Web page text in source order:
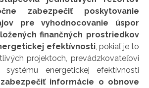
zabezpečiť poskytovanie
pre vyhodnocovanie úspor
finančných prostriedkov
efektívnosti, pokiaľ je to
projektoch, prevádzkovateľovi
systému energetickej efektívnosti
zabezpečiť informácie o obnove